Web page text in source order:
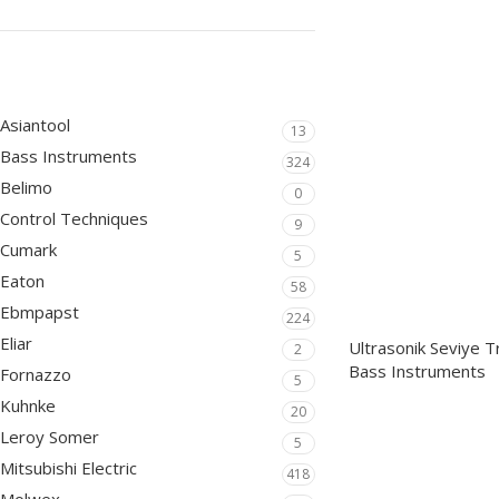
Asiantool 13
Bass Instruments 324
Belimo 0
Control Techniques 9
Cumark 5
Eaton 58
Ebmpapst 224
Eliar 2
Fornazzo 5
Kuhnke 20
Leroy Somer 5
Mitsubishi Electric 418
Ultrasonik Seviye
Bass Instruments